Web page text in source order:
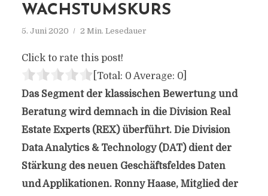
WACHSTUMSKURS
5. Juni 2020 2 Min. Lesedauer
Click to rate this post!
[Total: 0 Average: 0]
Das Segment der klassischen Bewertung und
Beratung wird demnach in die Division Real
Estate Experts (REX) überführt. Die Division
Data Analytics & Technology (DAT) dient der
Stärkung des neuen Geschäftsfeldes Daten
und Applikationen. Ronny Haase, Mitglied der